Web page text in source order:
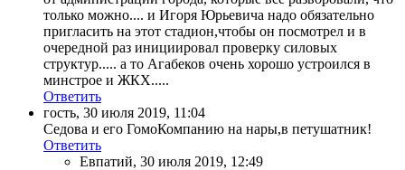
только можно.... и Игоря Юрьевича надо обязательно
пригласить на этот стадион,чтобы он посмотрел и в
очередной раз инициировал проверку силовых
структур..... а то Агабеков очень хорошо устроился в
минстрое и ЖКХ.....
Ответить
гость, 30 июля 2019, 11:04
Седова и его ГомоКомпанию на нары,в петушатник!
Ответить
Евпатий, 30 июля 2019, 12:49